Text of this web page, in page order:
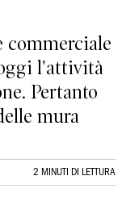
commerciale
l'attività
Pertanto
mura
2 MINUTI DI LETTURA